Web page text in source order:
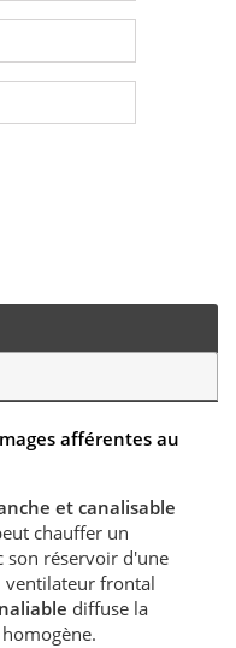
afférentes au
et canalisable
chauffer un
son réservoir d'une
ventilateur frontal
diffuse la